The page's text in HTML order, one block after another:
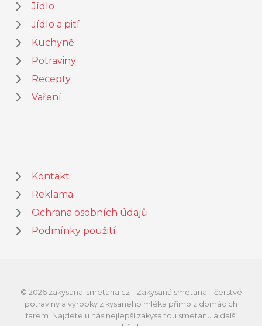
Jídlo
Jídlo a pití
Kuchyně
Potraviny
Recepty
Vaření
Kontakt
Reklama
Ochrana osobních údajů
Podmínky použití
© 2026 zakysana-smetana.cz - Zakysaná smetana – čerstvé
potraviny a výrobky z kysaného mléka přímo z domácích
farem. Najdete u nás nejlepší zakysanou smetanu a další